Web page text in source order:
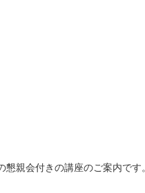
親会付きの講座のご案内です。